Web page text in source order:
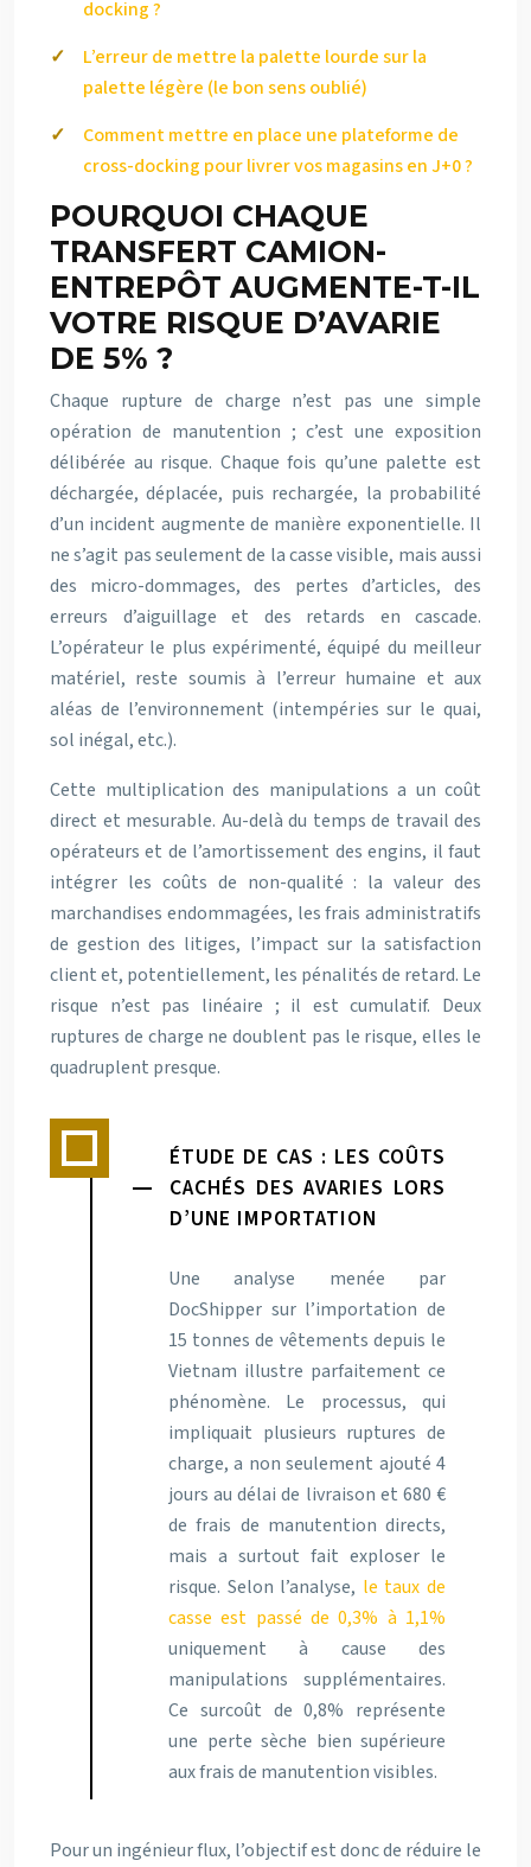
docking ?
L’erreur de mettre la palette lourde sur la
palette légère (le bon sens oublié)
Comment mettre en place une plateforme de
cross-docking pour livrer vos magasins en J+0 ?
POURQUOI CHAQUE
TRANSFERT CAMION-
ENTREPÔT AUGMENTE-T-IL
VOTRE RISQUE D’AVARIE
DE 5% ?
Chaque rupture de charge n’est pas une simple
opération de manutention ; c’est une exposition
délibérée au risque. Chaque fois qu’une palette est
déchargée, déplacée, puis rechargée, la probabilité
d’un incident augmente de manière exponentielle. Il
ne s’agit pas seulement de la casse visible, mais aussi
des micro-dommages, des pertes d’articles, des
erreurs d’aiguillage et des retards en cascade.
L’opérateur le plus expérimenté, équipé du meilleur
matériel, reste soumis à l’erreur humaine et aux
aléas de l’environnement (intempéries sur le quai,
sol inégal, etc.).
Cette multiplication des manipulations a un coût
direct et mesurable. Au-delà du temps de travail des
opérateurs et de l’amortissement des engins, il faut
intégrer les coûts de non-qualité : la valeur des
marchandises endommagées, les frais administratifs
de gestion des litiges, l’impact sur la satisfaction
client et, potentiellement, les pénalités de retard. Le
risque n’est pas linéaire ; il est cumulatif. Deux
ruptures de charge ne doublent pas le risque, elles le
quadruplent presque.
ÉTUDE DE CAS : LES COÛTS
CACHÉS DES AVARIES LORS
D’UNE IMPORTATION
Une analyse menée par
DocShipper sur l’importation de
15 tonnes de vêtements depuis le
Vietnam illustre parfaitement ce
phénomène. Le processus, qui
impliquait plusieurs ruptures de
charge, a non seulement ajouté 4
jours au délai de livraison et 680 €
de frais de manutention directs,
mais a surtout fait exploser le
risque. Selon l’analyse, le taux de
casse est passé de 0,3% à 1,1%
uniquement à cause des
manipulations supplémentaires.
Ce surcoût de 0,8% représente
une perte sèche bien supérieure
aux frais de manutention visibles.
Pour un ingénieur flux, l’objectif est donc de réduire le